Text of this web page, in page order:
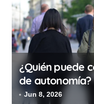
¿Quién puede
de autonomía?
Jun 8, 2026